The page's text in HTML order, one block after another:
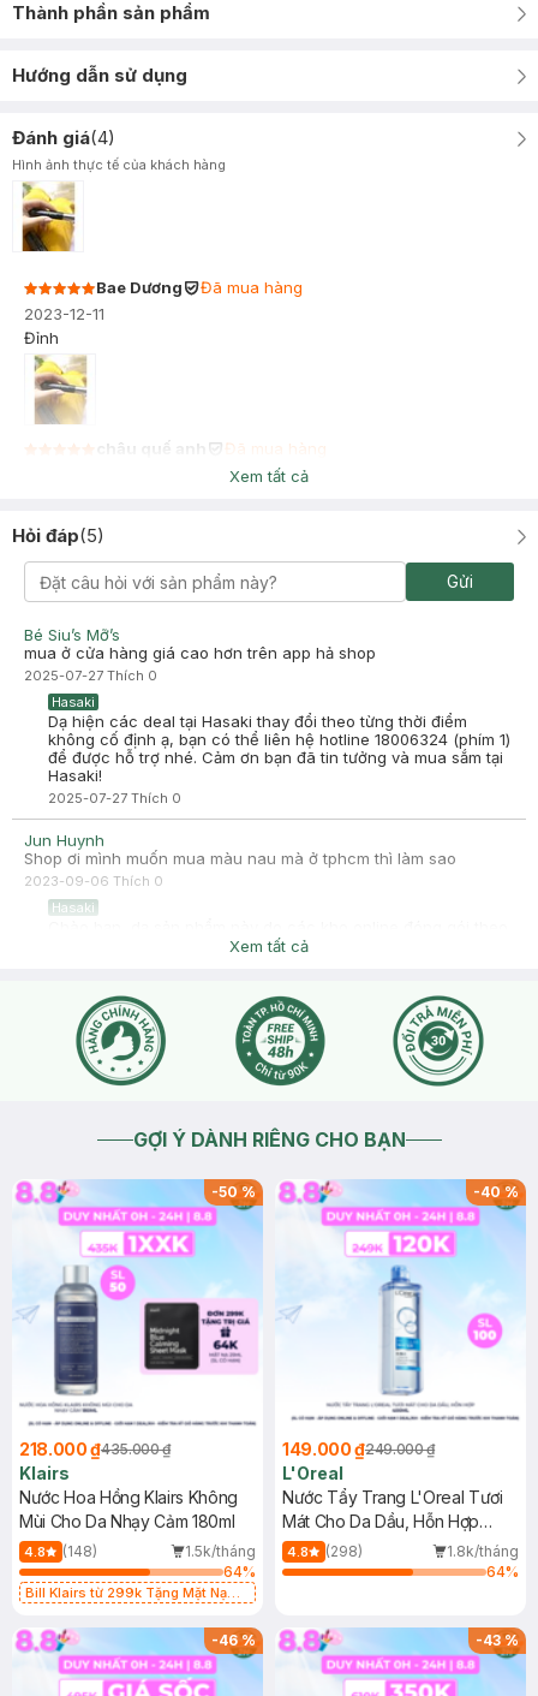
Thành phần sản phẩm
Hướng dẫn sử dụng
Đánh giá(4)
Hình ảnh thực tế của khách hàng
Bae Dương
Đã mua hàng
2023-12-11
Đỉnh
châu quế anh
Đã mua hàng
good !!
Xem tất cả
Hỏi đáp(5)
Gửi
Bé Siu’s Mỡ’s
mua ở cửa hàng giá cao hơn trên app hả shop
2025-07-27 Thích 0
Hasaki
Dạ hiện các deal tại Hasaki thay đổi theo từng thời điểm
không cố định ạ, bạn có thể liên hệ hotline 18006324 (phím 1)
để được hỗ trợ nhé. Cảm ơn bạn đã tin tưởng và mua sắm tại
Hasaki!
2025-07-27 Thích 0
Jun Huynh
Shop ơi mình muốn mua màu nau mà ở tphcm thì làm sao
2023-09-06 Thích 0
Hasaki
địa chỉ của bạn đang tạm hết, chỉ còn số lượng ít tại chi
cảm đặt lại sau nhé
2023-09-06Thích
Xem tất cả
GỢI Ý DÀNH RIÊNG CHO BẠN
-50%
218.000 ₫435.000 ₫
Klairs
Nước Hoa Hồng Klairs Không
Mùi Cho Da Nhạy Cảm 180ml
4.8 (148)
1.5k/tháng
64%
Bill Klairs từ 299k Tặng Mặt Nạ
25ml (SL Có Hạn)
-40%
149.000 ₫249.000 ₫
L'Oreal
Nước Tẩy Trang L'Oreal Tươi
Mát Cho Da Dầu, Hỗn Hợp
400ml
4.8 (298)
1.8k/tháng
64%
-46% -43%